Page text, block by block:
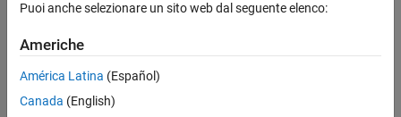
Puoi anche selezionare un sito web dal seguente elenco:
Americhe
América Latina (Español)
Canada (English)